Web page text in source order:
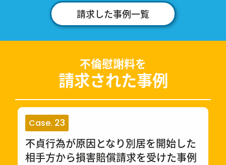
請求した事例一覧
不倫慰謝料を
請求された事例
Case. 23
不貞行為が原因となり別居を開始した
相手方から損害賠償請求を受けた事例